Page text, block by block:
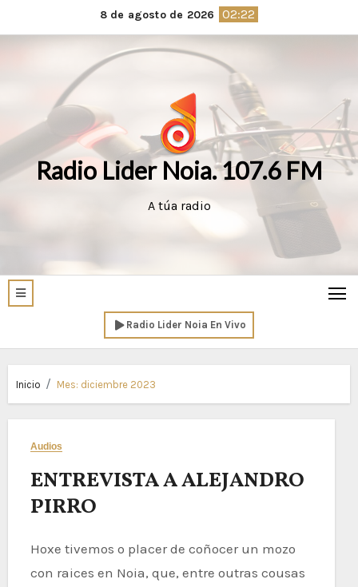
al
8 de agosto de 2026 02:22
Radio Lider Noia. 107.6 FM
A túa radio
Radio Lider Noia En Vivo
Inicio Mes: diciembre 2023
Audios
ENTREVISTA A ALEJANDRO
PIRRO
Hoxe tivemos o placer de coñocer un mozo
con raices en Noia, que, entre outras cousas